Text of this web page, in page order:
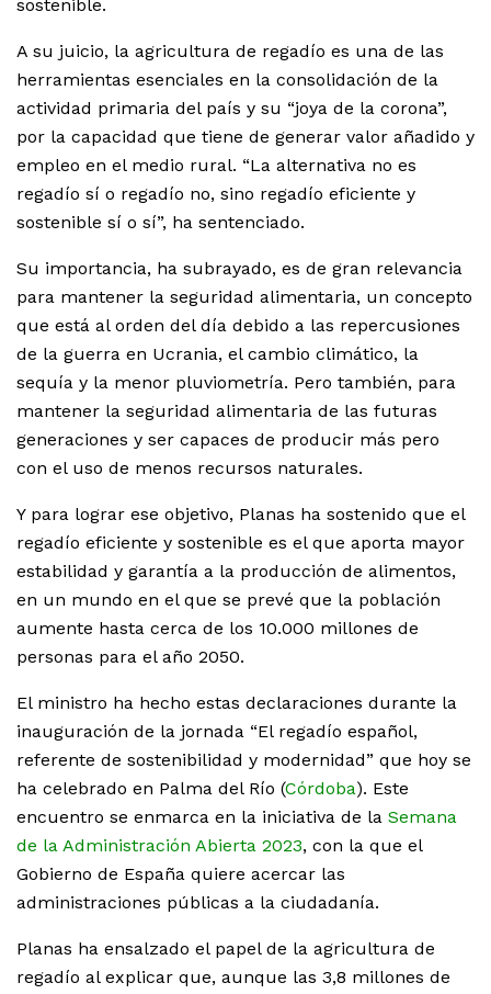
sostenible.
A su juicio, la agricultura de regadío es una de las
herramientas esenciales en la consolidación de la
actividad primaria del país y su “joya de la corona”,
por la capacidad que tiene de generar valor añadido y
empleo en el medio rural. “La alternativa no es
regadío sí o regadío no, sino regadío eficiente y
sostenible sí o sí”, ha sentenciado.
Su importancia, ha subrayado, es de gran relevancia
para mantener la seguridad alimentaria, un concepto
que está al orden del día debido a las repercusiones
de la guerra en Ucrania, el cambio climático, la
sequía y la menor pluviometría. Pero también, para
mantener la seguridad alimentaria de las futuras
generaciones y ser capaces de producir más pero
con el uso de menos recursos naturales.
Y para lograr ese objetivo, Planas ha sostenido que el
regadío eficiente y sostenible es el que aporta mayor
estabilidad y garantía a la producción de alimentos,
en un mundo en el que se prevé que la población
aumente hasta cerca de los 10.000 millones de
personas para el año 2050.
El ministro ha hecho estas declaraciones durante la
inauguración de la jornada “El regadío español,
referente de sostenibilidad y modernidad” que hoy se
ha celebrado en Palma del Río (Córdoba). Este
encuentro se enmarca en la iniciativa de la Semana
de la Administración Abierta 2023, con la que el
Gobierno de España quiere acercar las
administraciones públicas a la ciudadanía.
Planas ha ensalzado el papel de la agricultura de
regadío al explicar que, aunque las 3,8 millones de